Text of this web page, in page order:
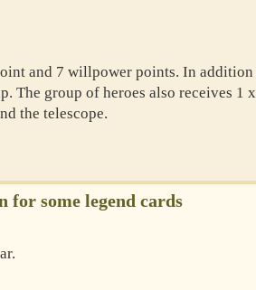
and 7 willpower points. In addition
The group of heroes also receives 1
the telescope.
some legend cards